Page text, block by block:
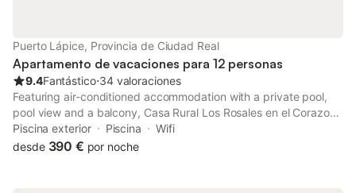
Puerto Lápice, Provincia de Ciudad Real
Apartamento de vacaciones para 12 personas
9.4Fantástico⋅34 valoraciones
Featuring air-conditioned accommodation with a private pool,
pool view and a balcony, Casa Rural Los Rosales en el Corazon
de la Mancha is located in Puerto Lápice. This property offers
access to a pool table, table tennis and free private parking.
Piscina exterior Piscina
Wifi
desde 390 € por noche